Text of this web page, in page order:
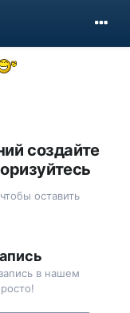
создайте
оставить
в нашем